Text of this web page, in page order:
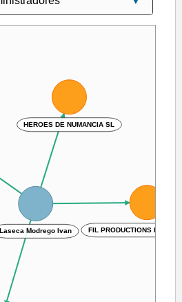
Laseca Modrego Ivan FIL PRODUCTIONS
HEROES DE NUMANCIA SL